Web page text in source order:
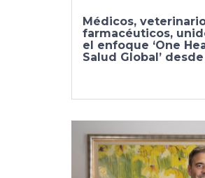
Médicos,
farmacéuticos,
el enfoque ‘One
Salud Global’